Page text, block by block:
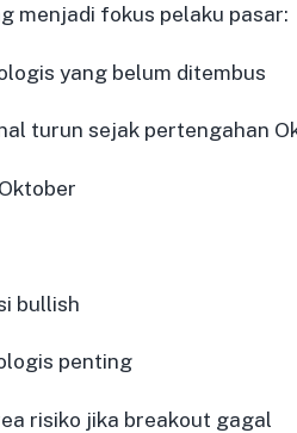
menjadi fokus pelaku pasar:
yang belum ditembus
turun sejak pertengahan
bullish
penting
risiko jika breakout gagal